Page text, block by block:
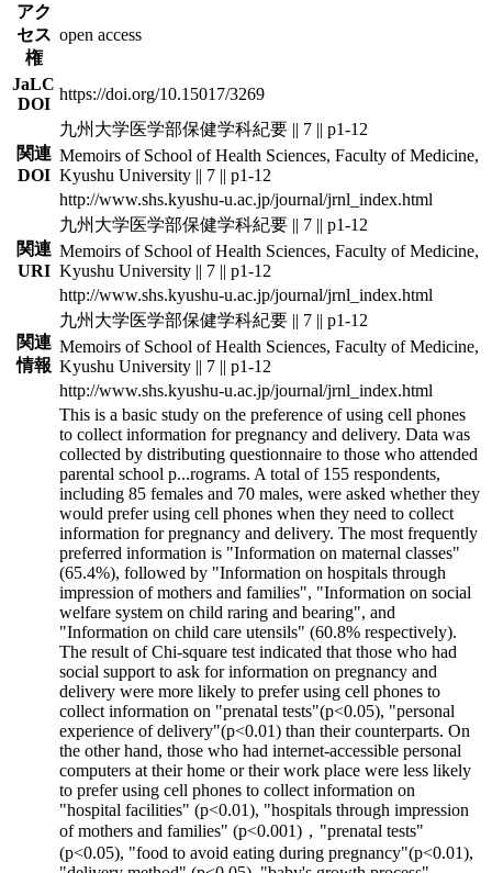
アク
セス
権
open access
JaLC
DOI
https://doi.org/10.15017/3269
関連
DOI
九州大学医学部保健学科紀要 || 7 || p1-12
Memoirs of School of Health Sciences, Faculty of Medicine,
Kyushu University || 7 || p1-12
http://www.shs.kyushu-u.ac.jp/journal/jrnl_index.html
関連
URI
九州大学医学部保健学科紀要 || 7 || p1-12
Memoirs of School of Health Sciences, Faculty of Medicine,
Kyushu University || 7 || p1-12
http://www.shs.kyushu-u.ac.jp/journal/jrnl_index.html
関連
情報
九州大学医学部保健学科紀要 || 7 || p1-12
Memoirs of School of Health Sciences, Faculty of Medicine,
Kyushu University || 7 || p1-12
http://www.shs.kyushu-u.ac.jp/journal/jrnl_index.html
This is a basic study on the preference of using cell phones
to collect information for pregnancy and delivery. Data was
collected by distributing questionnaire to those who attended
parental school p...rograms. A total of 155 respondents,
including 85 females and 70 males, were asked whether they
would prefer using cell phones when they need to collect
information for pregnancy and delivery. The most frequently
preferred information is "Information on maternal classes"
(65.4%), followed by "Information on hospitals through
impression of mothers and families", "Information on social
welfare system on child raring and bearing", and
"Information on child care utensils" (60.8% respectively).
The result of Chi-square test indicated that those who had
social support to ask for information on pregnancy and
delivery were more likely to prefer using cell phones to
collect information on "prenatal tests"(p<0.05), "personal
experience of delivery"(p<0.01) than their counterparts. On
the other hand, those who had internet-accessible personal
computers at their home or their work place were less likely
to prefer using cell phones to collect information on
"hospital facilities" (p<0.01), "hospitals through impression
of mothers and families" (p<0.001)，"prenatal tests"
(p<0.05), "food to avoid eating during pregnancy"(p<0.01),